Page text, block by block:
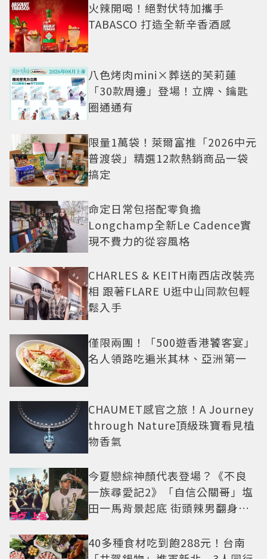
火辣開喝！絕對伏特加攜手
TABASCO 打造全新辛香酒感
八色烤肉mini×葬送的芙莉蓮
「30款周邊」登場！立牌、鑰匙
圈通通有
限量1萬袋！萊爾富推「2026中元
普渡袋」精選12款熱銷商品一袋
搞定
命定日常包搭配零負擔
Longchamp全新Le Cadence實
現不費力的從容風格
CHARLES & KEITH南西店改裝亮
相 跟著FLARE U逛中山同款包輕
鬆入手
僅限兩團！「500遊香港饕客宴」
名人領路吃遍米其林、亞洲第一
CHAUMET感官之旅！A Journey
through Nature頂級珠寶看見植
物香氣
今夏戀綜神顏代表登場？《不良
一族尋愛記2》「自信公關哥」塩
田一馬背景起底 街頭辣男翻身當
40多種食材吃到飽288元！台南